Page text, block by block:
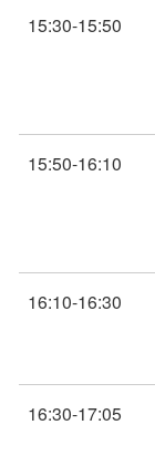
15:30-15:50
15:50-16:10
16:10-16:30
16:30-17:05